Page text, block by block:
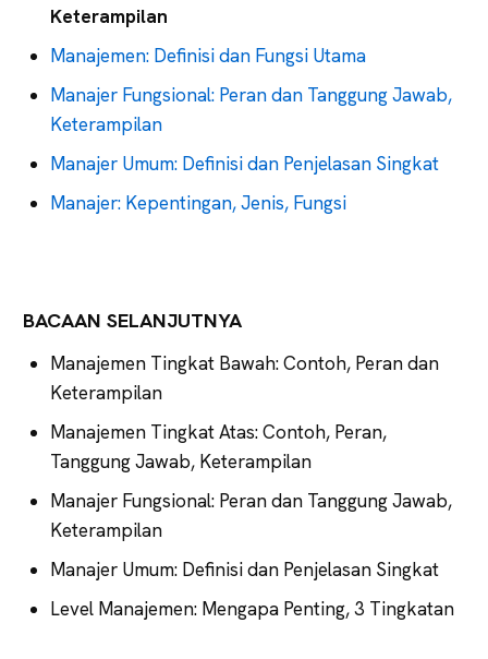
Keterampilan
Manajemen: Definisi dan Fungsi Utama
Manajer Fungsional: Peran dan Tanggung Jawab,
Keterampilan
Manajer Umum: Definisi dan Penjelasan Singkat
Manajer: Kepentingan, Jenis, Fungsi
BACAAN SELANJUTNYA
Manajemen Tingkat Bawah: Contoh, Peran dan
Keterampilan
Manajemen Tingkat Atas: Contoh, Peran,
Tanggung Jawab, Keterampilan
Manajer Fungsional: Peran dan Tanggung Jawab,
Keterampilan
Manajer Umum: Definisi dan Penjelasan Singkat
Level Manajemen: Mengapa Penting, 3 Tingkatan